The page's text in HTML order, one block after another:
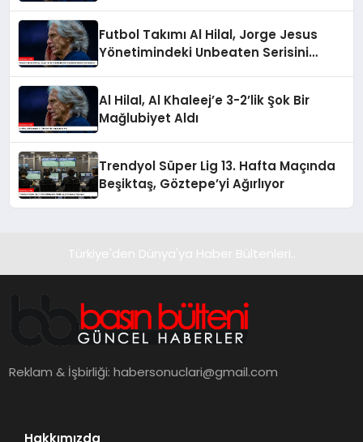
Futbol Takımı Al Hilal, Jorge Jesus
Yönetimindeki Unbeaten Serisini
Al Hilal, Al Khaleej’e 3-2’lik Şok Bir
Mağlubiyet Aldı
Trendyol Süper Lig 13. Hafta Maçında
Beşiktaş, Göztepe’yi Ağırlıyor
Türkiye'den Dünya'ya Haber Bültenleri..
Reklam & İşbirliği:habersonuclari@gmail.com
Hakkımızda